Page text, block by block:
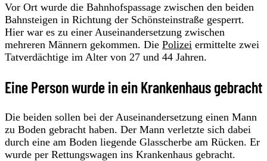
Vor Ort wurde die Bahnhofspassage zwischen den beiden
Bahnsteigen in Richtung der Schönsteinstraße gesperrt.
Hier war es zu einer Auseinandersetzung zwischen
mehreren Männern gekommen. Die Polizei ermittelte zwei
Tatverdächtige im Alter von 27 und 44 Jahren.
Eine Person wurde in ein Krankenhaus gebracht
Die beiden sollen bei der Auseinandersetzung einen Mann
zu Boden gebracht haben. Der Mann verletzte sich dabei
durch eine am Boden liegende Glasscherbe am Rücken. Er
wurde per Rettungswagen ins Krankenhaus gebracht.